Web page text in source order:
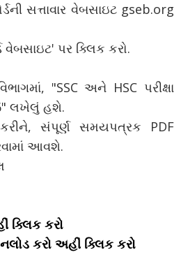
સત્તાવાર વેબસાઇટ gseb.org
વેબસાઇટ' પર ક્લિક કરો.
"SSC અને HSC પરીક્ષા
લખેલું હશે.
સંપૂર્ણ સમયપત્રક PDF
આવશે.
ક્લિક કરો
કરો અહીં ક્લિક કરો